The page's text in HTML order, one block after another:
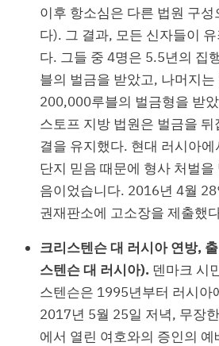
이후 항소심은 다른 법원 구
다). 그 결과, 모든 신자들이
다. 그들 중 4명은 5.5년의 집
블의 벌금을 받았고, 나머지
200,000루블의 벌금형을 받
스토프 지방 법원은 벌금을
결을 유지했다. 현대 러시아
단지 믿음 때문에 형사 처벌을
음이었습니다. 2016년 4월
권재판소에 고소장을 제출했
크리스텐슨 대 러시아 연방,
스텐슨 대 러시아). 덴마크 시
스텐슨은 1995년부터 러시아
2017년 5월 25일 저녁, 무장
에서 열린 여호와의 증인의